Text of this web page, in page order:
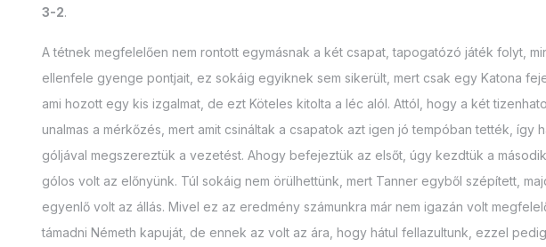
3-2.
A tétnek megfelelően nem rontott egymásnak a két csapat, tapogatózó játék folyt,
ellenfele gyenge pontjait, ez sokáig egyiknek sem sikerült, mert csak egy Katona
ami hozott egy kis izgalmat, de ezt Köteles kitolta a léc alól. Attól, hogy a két
unalmas a mérkőzés, mert amit csináltak a csapatok azt igen jó tempóban tették, így
góljával megszereztük a vezetést. Ahogy befejeztük az elsőt, úgy kezdtük a
gólos volt az előnyünk. Túl sokáig nem örülhettünk, mert Tanner egyből szépített,
egyenlő volt az állás. Mivel ez az eredmény számunkra már nem igazán volt
támadni Németh kapuját, de ennek az volt az ára, hogy hátul fellazultunk, ezzel